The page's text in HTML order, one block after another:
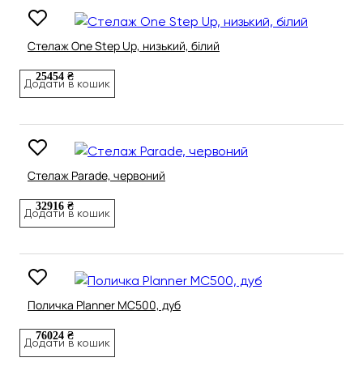
Стелаж One Step Up, низький, білий
25454 ₴
Додати в кошик
Стелаж Parade, червоний
32916 ₴
Додати в кошик
Поличка Planner MC500, дуб
76024 ₴
Додати в кошик